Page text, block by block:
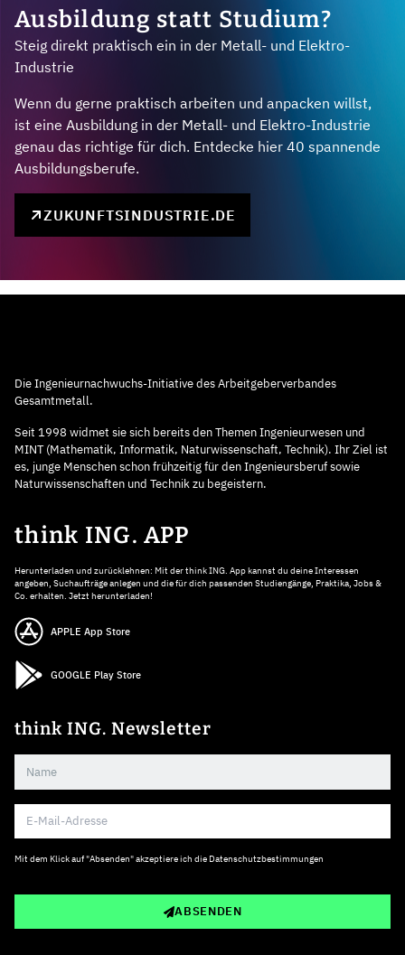
Ausbildung statt Studium?
Steig direkt praktisch ein in der Metall- und Elektro-
Industrie
Wenn du gerne praktisch arbeiten und anpacken willst,
ist eine Ausbildung in der Metall- und Elektro-Industrie
genau das richtige für dich. Entdecke hier 40 spannende
Ausbildungsberufe.
ZUKUNFTSINDUSTRIE.DE
Die Ingenieurnachwuchs-Initiative des Arbeitgeberverbandes
Gesamtmetall.
Seit 1998 widmet sie sich bereits den Themen Ingenieurwesen und
MINT (Mathematik, Informatik, Naturwissenschaft, Technik). Ihr Ziel ist
es, junge Menschen schon frühzeitig für den Ingenieursberuf sowie
Naturwissenschaften und Technik zu begeistern.
think ING. APP
Herunterladen und zurücklehnen: Mit der think ING. App kannst du deine Interessen
angeben, Suchaufträge anlegen und die für dich passenden Studiengänge, Praktika, Jobs &
Co. erhalten. Jetzt herunterladen!
APPLE App Store
GOOGLE Play Store
think ING. Newsletter
Mit dem Klick auf "Absenden" akzeptiere ich die Datenschutzbestimmungen
ABSENDEN